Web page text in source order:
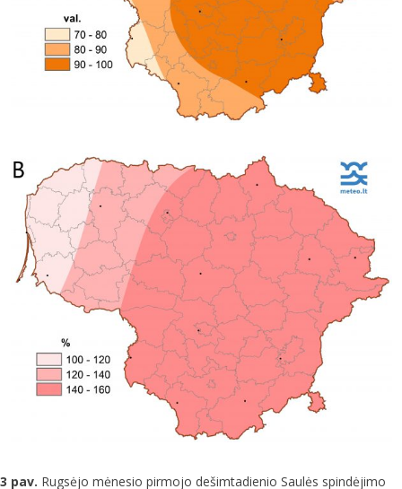
3 pav. Rugsėjo mėnesio pirmojo dešimtadienio Saulės spindėjimo